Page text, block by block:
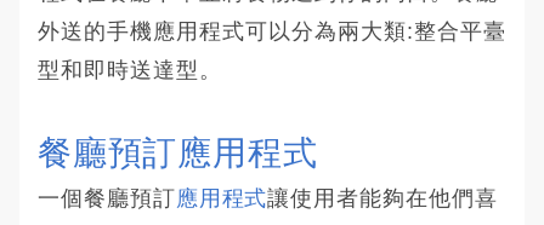
外送的手機應用程式可以分為兩大類:整合平臺
型和即時送達型。
餐廳預訂應用程式
一個餐廳預訂應用程式讓使用者能夠在他們喜